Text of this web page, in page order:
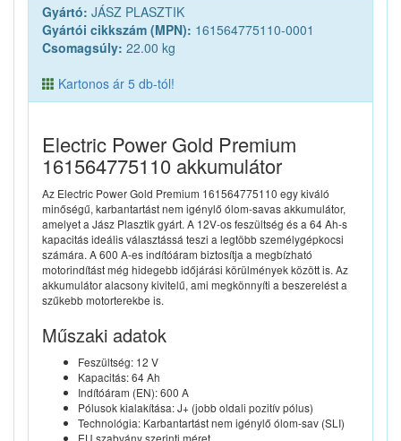
Gyártó: JÁSZ PLASZTIK
Gyártói cikkszám (MPN): 161564775110-0001
Csomagsúly: 22.00 kg
Kartonos ár 5 db-tól!
Electric Power Gold Premium
161564775110 akkumulátor
Az Electric Power Gold Premium 161564775110 egy kiváló
minőségű, karbantartást nem igénylő ólom-savas akkumulátor,
amelyet a Jász Plasztik gyárt. A 12V-os feszültség és a 64 Ah-s
kapacitás ideális választássá teszi a legtöbb személygépkocsi
számára. A 600 A-es indítóáram biztosítja a megbízható
motorindítást még hidegebb időjárási körülmények között is. Az
akkumulátor alacsony kivitelű, ami megkönnyíti a beszerelést a
szűkebb motorterekbe is.
Műszaki adatok
Feszültség: 12 V
Kapacitás: 64 Ah
Indítóáram (EN): 600 A
Pólusok kialakítása: J+ (jobb oldali pozitív pólus)
Technológia: Karbantartást nem igénylő ólom-sav (SLI)
EU szabvány szerinti méret